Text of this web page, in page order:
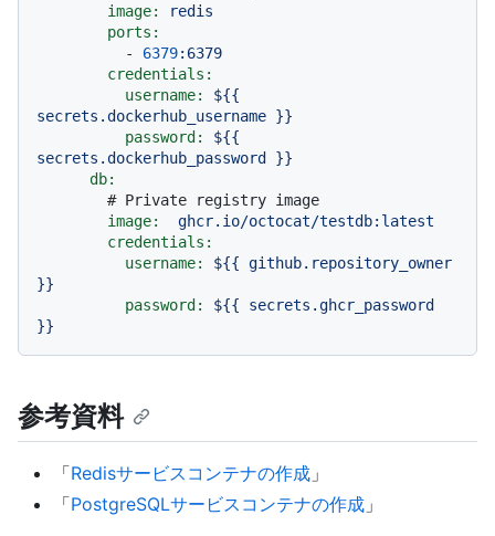
image:
redis
ports:
-
6379:6379
credentials:
username:
${{
secrets.dockerhub_username }}
password:
${{
secrets.dockerhub_password
}}
db:
# Private registry image
image:
ghcr.io/octocat/testdb:latest
credentials:
username:
${{ github.repository_owner
}}
password:
${{
secrets.ghcr_password
}}
参考資料
「Redisサービスコンテナの作成 」
「PostgreSQLサービスコンテナの作成 」